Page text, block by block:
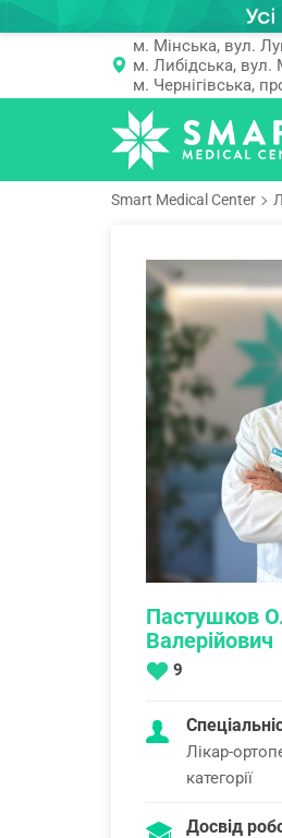
м. Мінська, вул.
м. Либідська, вул.
м. Чернігівська,
Smart Medical Center
Пастушков
Валерійович
9
Лікар-
категорії
Досвід